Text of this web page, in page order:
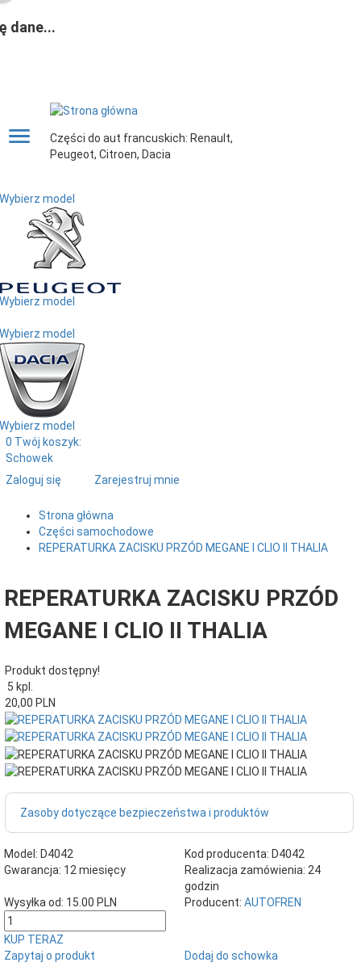
dane...
Części do aut francuskich: Renault,
Peugeot, Citroen, Dacia
Wybierz model
Wybierz model
Wybierz model
Wybierz model
0 Twój koszyk:
Schowek
Zaloguj się
Zarejestruj mnie
Strona główna
Części samochodowe
REPERATURKA ZACISKU PRZÓD MEGANE I CLIO II THALIA
REPERATURKA ZACISKU PRZÓD
MEGANE I CLIO II THALIA
Produkt dostępny!
5 kpl.
20,00 PLN
Zasoby dotyczące bezpieczeństwa i produktów
Model: D4042 Kod producenta: D4042
Gwarancja: 12 miesięcy Realizacja zamówienia: 24
godzin
Wysyłka od: 15.00 PLN Producent: AUTOFREN
KUP TERAZ
Zapytaj o produkt
Dodaj do schowka